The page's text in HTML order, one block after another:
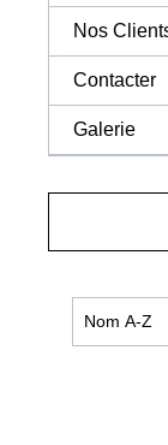
Nos
Contacter
Galerie